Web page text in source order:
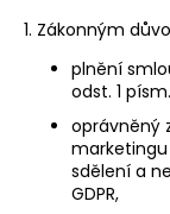
1. Zákonným
plnění
odst. 1
oprávněný
sdělení a
GDPR,